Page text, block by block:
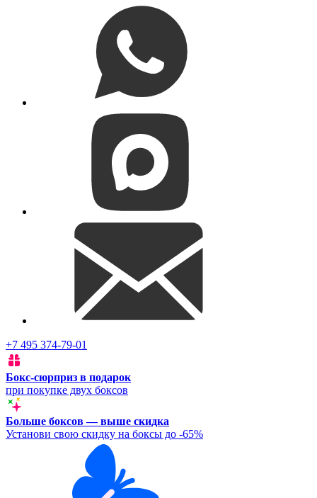
+7 495 374-79-01
Бокс-сюрприз в подарок
при покупке двух боксов
Больше боксов — выше скидка
Установи свою скидку на боксы до -65%